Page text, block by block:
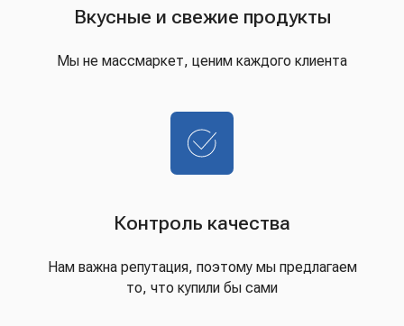
Вкусные и свежие продукты
Мы не массмаркет, ценим каждого клиента
Контроль качества
Нам важна репутация, поэтому мы предлагаем
то, что купили бы сами